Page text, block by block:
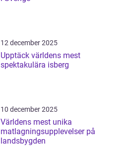
12 december 2025
Upptäck världens mest
spektakulära isberg
10 december 2025
Världens mest unika
matlagningsupplevelser på
landsbygden